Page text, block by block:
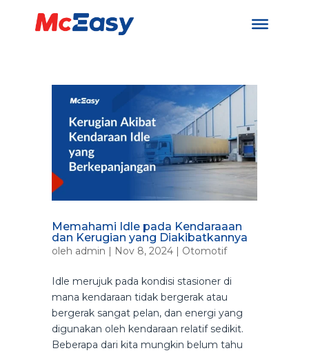
Memahami Idle pada Kendaraaan
dan Kerugian yang Diakibatkannya
oleh admin | Nov 8, 2024| Otomotif
Idle merujuk pada kondisi stasioner di
mana kendaraan tidak bergerak atau
bergerak sangat pelan, dan energi yang
digunakan oleh kendaraan relatif sedikit.
Beberapa dari kita mungkin belum tahu